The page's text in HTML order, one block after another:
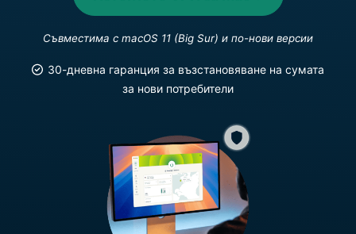
Съвместима с macOS 11 (Big Sur) и по-нови версии
30-дневна гаранция за възстановяване на сумата
за нови потребители